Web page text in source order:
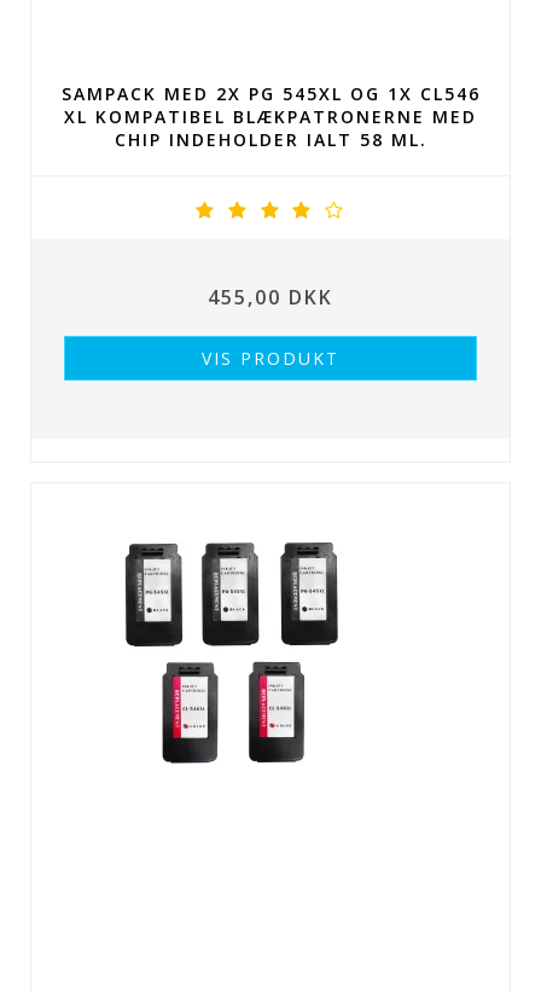
SAMPACK MED 2X PG 545XL OG 1X CL546
XL KOMPATIBEL BLÆKPATRONERNE MED
CHIP INDEHOLDER IALT 58 ML.
455,00 DKK
VIS PRODUKT